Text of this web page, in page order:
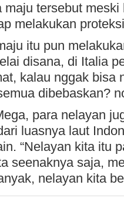
tersebut meski
melakukan
itu pun
disana, di Italia
kalau nggak bisa
dibebaskan?
para nelayan
luasnya laut
“Nelayan kita itu
seenaknya saja,
nelayan kita